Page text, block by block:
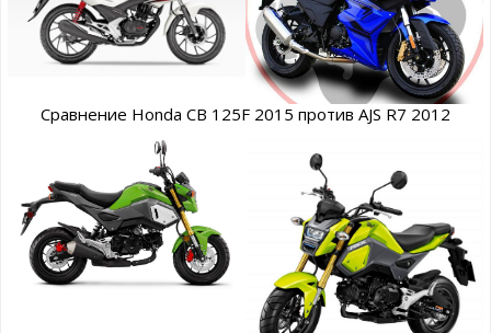
Сравнение Honda CB 125F 2015 против AJS R7 2012